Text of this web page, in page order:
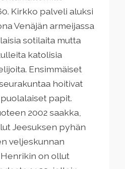
Kirkko palveli aluksi
Venäjän armeijassa
sotilaita mutta
katolisia
Ensimmäiset
hoitivat
papit.
2002 saakka,
Jeesuksen pyhän
veljeskunnan
on ollut